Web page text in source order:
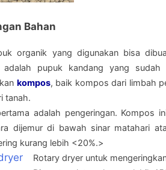
Bahan
organik yang digunakan bisa
adalah pupuk kandang yang
kompos, baik kompos dari limbah
tanah.
adalah pengeringan. Kompos
dijemur di bawah sinar matahari
kurang lebih <20%.>
Rotary dryer untuk